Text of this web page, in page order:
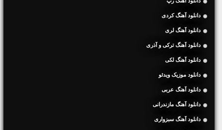
دانلود آهنگ کردی
دانلود آهنگ لری
دانلود آهنگ ترکی و آذری
دانلود آهنگ لکی
دانلود موزیک ویدئو
دانلود آهنگ عربی
دانلود آهنگ مازندرانی
دانلود آهنگ سبزواری